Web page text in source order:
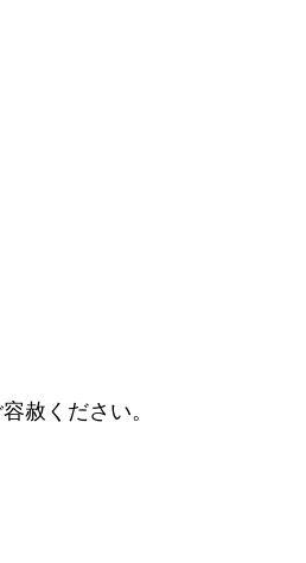
赦ください。